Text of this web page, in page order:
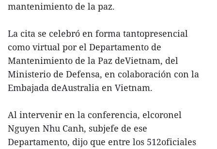
mantenimiento de la paz.
La cita se celebró en forma tantopresencial
como virtual por el Departamento de
Mantenimiento de la Paz deVietnam, del
Ministerio de Defensa, en colaboración con la
Embajada deAustralia en Vietnam.
Al intervenir en la conferencia, elcoronel
Nguyen Nhu Canh, subjefe de ese
Departamento, dijo que entre los 512oficiales